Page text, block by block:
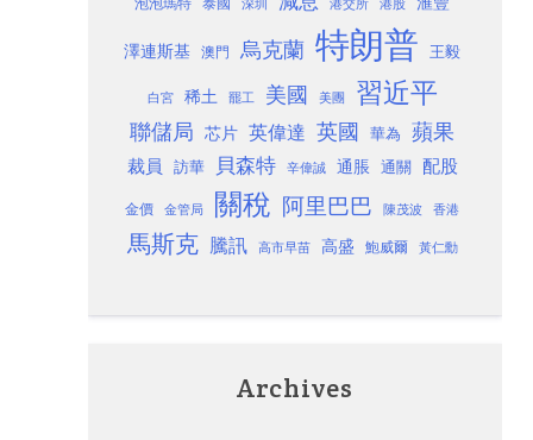
港交所
澤連斯基 澳門 烏克蘭 特朗普 王毅
白宮 稀土 罷工 美國 美團 習近平
聯儲局 芯片 英偉達 英國 華為 蘋果
裁員 訪華 貝森特 辛偉誠 通脹 通關 配股
金價 金管局 關稅 阿里巴巴 陳茂波 香港
馬斯克 騰訊 高市早苗 高盛 鮑威爾 黃仁勳
Archives